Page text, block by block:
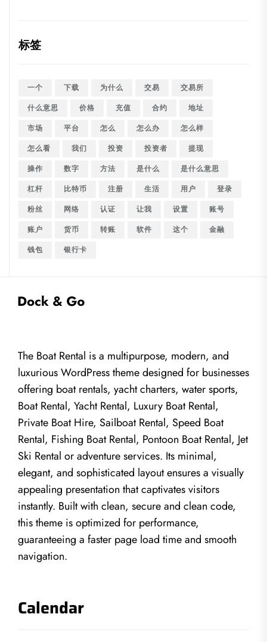
标签
一个 下载 为什么 交易
交易所
什么意思
价格 充值 合约
地址
市场
平台 怎么 怎么办
怎么样
怎么看
我们 投资 投资者
提现
操作
数字 方法 是什么
是什么意思
杠杆
比特币 注册 生活 用户
登录
粉丝
网络 认证 让我 设置
账号
账户
货币 转账 软件 这个
金融
钱包
银行卡
The Boat Rental is a multipurpose, modern, and
luxurious WordPress theme designed for businesses
offering boat rentals, yacht charters, water sports,
Boat Rental, Yacht Rental, Luxury Boat Rental,
Private Boat Hire, Sailboat Rental, Speed Boat
Rental, Fishing Boat Rental, Pontoon Boat Rental, Jet
Ski Rental or adventure services. Its minimal,
elegant, and sophisticated layout ensures a visually
appealing presentation that captivates visitors
instantly. Built with clean, secure and clean code,
this theme is optimized for performance,
guaranteeing a faster page load time and smooth
navigation.
Calendar